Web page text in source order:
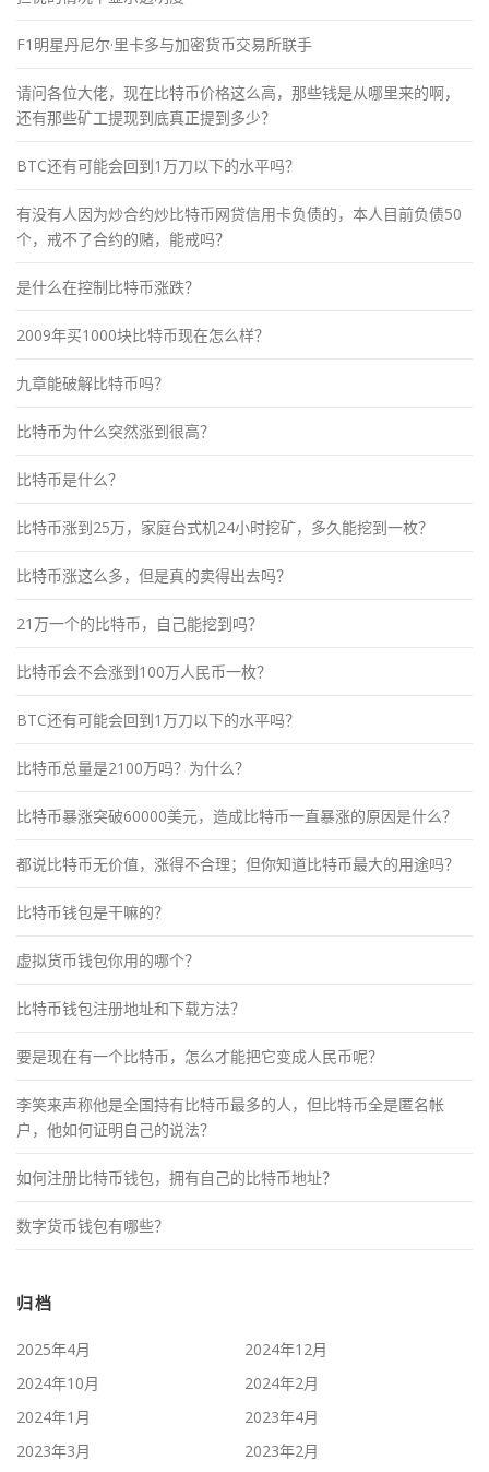
F1明星丹尼尔·里卡多与加密货币交易所联手
请问各位大佬，现在比特币价格这么高，那些钱是从哪里来的啊，
还有那些矿工提现到底真正提到多少？
BTC还有可能会回到1万刀以下的水平吗？
有没有人因为炒合约炒比特币网贷信用卡负债的，本人目前负债50
个，戒不了合约的赌，能戒吗？
是什么在控制比特币涨跌？
2009年买1000块比特币现在怎么样？
九章能破解比特币吗？
比特币为什么突然涨到很高？
比特币是什么？
比特币涨到25万，家庭台式机24小时挖矿，多久能挖到一枚？
比特币涨这么多，但是真的卖得出去吗？
21万一个的比特币，自己能挖到吗？
比特币会不会涨到100万人民币一枚？
BTC还有可能会回到1万刀以下的水平吗？
比特币总量是2100万吗？为什么？
比特币暴涨突破60000美元，造成比特币一直暴涨的原因是什么？
都说比特币无价值，涨得不合理；但你知道比特币最大的用途吗？
比特币钱包是干嘛的？
虚拟货币钱包你用的哪个？
比特币钱包注册地址和下载方法？
要是现在有一个比特币，怎么才能把它变成人民币呢？
李笑来声称他是全国持有比特币最多的人，但比特币全是匿名帐
户，他如何证明自己的说法？
如何注册比特币钱包，拥有自己的比特币地址？
数字货币钱包有哪些？
归档
2025年4月
2024年12月
2024年10月
2024年2月
2024年1月
2023年4月
2023年3月
2023年2月